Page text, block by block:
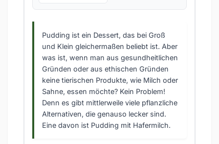
Pudding ist ein Dessert, das bei Groß
und Klein gleichermaßen beliebt ist. Aber
was ist, wenn man aus gesundheitlichen
Gründen oder aus ethischen Gründen
keine tierischen Produkte, wie Milch oder
Sahne, essen möchte? Kein Problem!
Denn es gibt mittlerweile viele pflanzliche
Alternativen, die genauso lecker sind.
Eine davon ist Pudding mit Hafermilch.